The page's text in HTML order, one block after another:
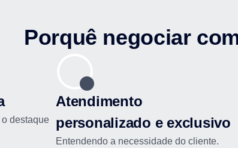
Porquê negociar
destaque
Atendimento
personalizado e exclusivo
Entendendo a necessidade do cliente.